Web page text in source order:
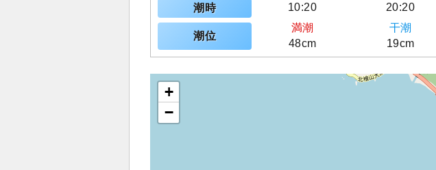
潮時 10:20 20:20
潮位
満潮
干潮
48cm
19cm
+
−